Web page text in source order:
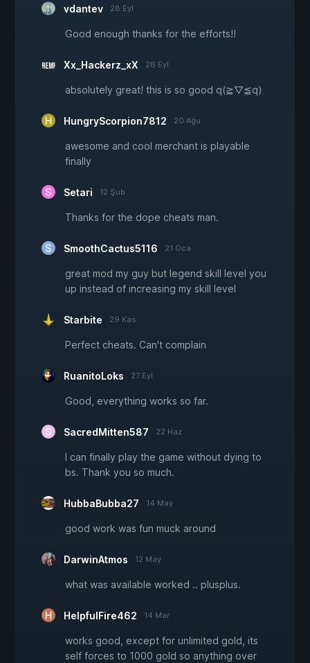
vdantev 28 Eyl
Good enough thanks for the efforts!!
Xx_Hackerz_xX 28 Eyl
absolutely great! this is so good q(≧▽≦q)
HungryScorpion7812 20 Ağu
awesome and cool merchant is playable
finally
Setari 12 Şub
Thanks for the dope cheats man.
SmoothCactus5116 21 Oca
great mod my guy but legend skill level you
up instead of increasing my skill level
Starbite 29 Kas
Perfect cheats. Can't complain
RuanitoLoks 27 Eyl
Good, everything works so far.
SacredMitten587 22 Haz
I can finally play the game without dying to
bs. Thank you so much.
HubbaBubba27 14 May
good work was fun muck around
DarwinAtmos 12 May
what was available worked .. plusplus.
HelpfulFire462 14 Mar
works good, except for unlimited gold, its
self forces to 1000 gold so anything over